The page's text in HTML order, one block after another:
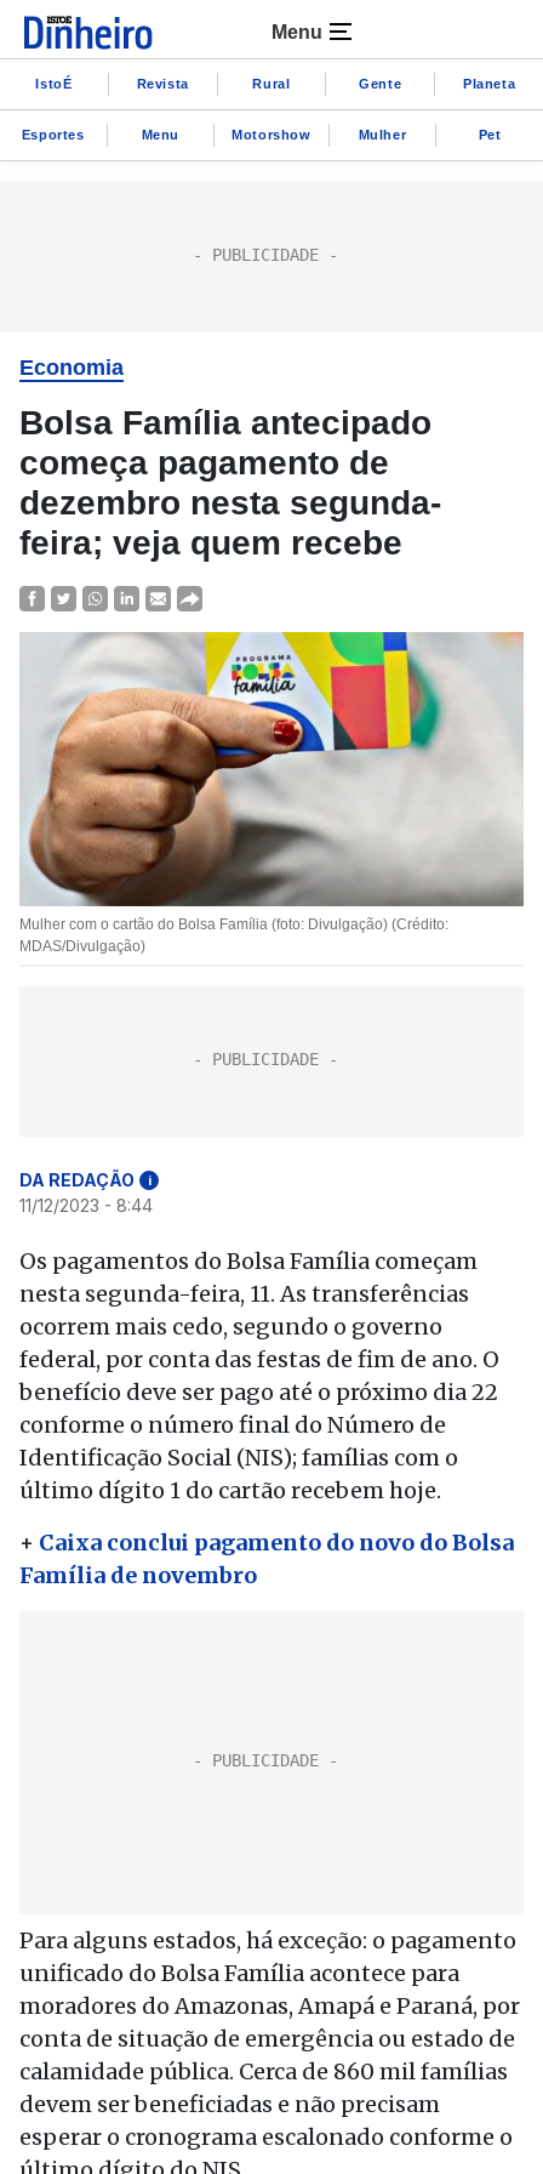
Menu
IstoÉ Revista Rural Gente Planeta
Esportes Menu Motorshow Mulher Pet
Economia
Bolsa Família antecipado
começa pagamento de
dezembro nesta segunda-
feira; veja quem recebe
Mulher com o cartão do Bolsa Família (foto: Divulgação) (Crédito:
MDAS/Divulgação)
DA REDAÇÃO i
11/12/2023 - 8:44
Os pagamentos do Bolsa Família começam
nesta segunda-feira, 11. As transferências
ocorrem mais cedo, segundo o governo
federal, por conta das festas de fim de ano. O
benefício deve ser pago até o próximo dia 22
conforme o número final do Número de
Identificação Social (NIS); famílias com o
último dígito 1 do cartão recebem hoje.
+ Caixa conclui pagamento do novo do Bolsa
Família de novembro
Para alguns estados, há exceção: o pagamento
unificado do Bolsa Família acontece para
moradores do Amazonas, Amapá e Paraná, por
conta de situação de emergência ou estado de
calamidade pública. Cerca de 860 mil famílias
devem ser beneficiadas e não precisam
esperar o cronograma escalonado conforme o